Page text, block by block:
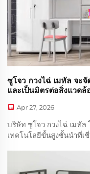
ซูโจว กวงไฉ่ เมทัล จะ
และเป็นมิตรต่อสิ่งแวดล้
Apr 27, 2026
บริษัท ซูโจว กวงไฉ่ เมทั
เทคโนโลยีขั้นสูงชั้นนำที่เ
ร่วมงาน HOMELIFE อิน